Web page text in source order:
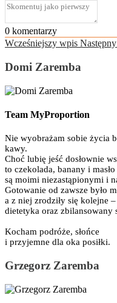
0 komentarzy
Wcześniejszy wpis
Domi Zaremba
Team MyProportion
Nie wyobrażam sobie życia
kawy.
Choć lubię jeść dosłownie
to czekolada, banany i
są moimi niezastąpionymi i
Gotowanie od zawsze było
a z niej zrodziły się kolejne –
dietetyka oraz zbilansowany
Kocham podróże, słońce
i przyjemne dla oka posiłki.
Grzegorz Zaremba